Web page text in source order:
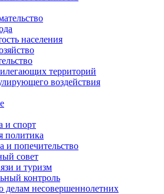
населения
территорий
воздействия
и спорт
политика
и попечительство
совет
и туризм
контроль
делам несовершеннолетних